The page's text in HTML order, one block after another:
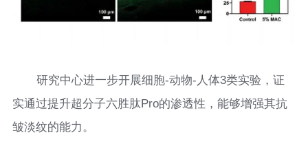
研究中心进一步开展细胞-动物-人体3类实验，证
实通过提升超分子六胜肽Pro的渗透性，能够增强其抗
皱淡纹的能力。